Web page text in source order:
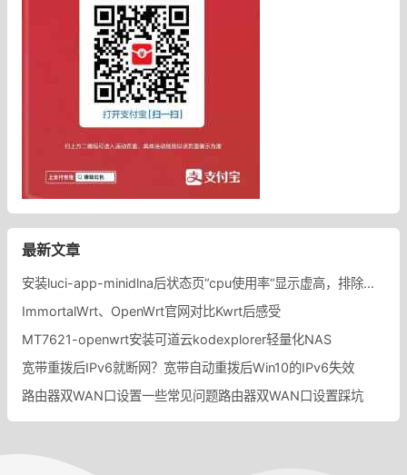
最新文章
安装luci-app-minidlna后状态页“cpu使用率“显示虚高，排除过程记录。
ImmortalWrt、OpenWrt官网对比Kwrt后感受
MT7621-openwrt安装可道云kodexplorer轻量化NAS
宽带重拨后IPv6就断网？宽带自动重拨后Win10的IPv6失效
路由器双WAN口设置一些常见问题路由器双WAN口设置踩坑